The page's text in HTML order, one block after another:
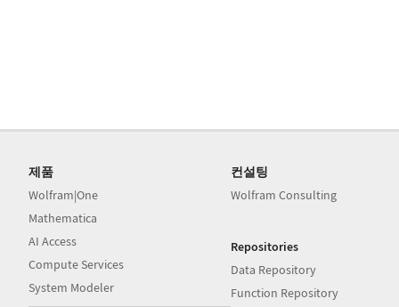
제품
Wolfram|One
Mathematica
AI Access
Compute Services
System Modeler
컨설팅
Wolfram Consulting
Repositories
Data Repository
Function Repository